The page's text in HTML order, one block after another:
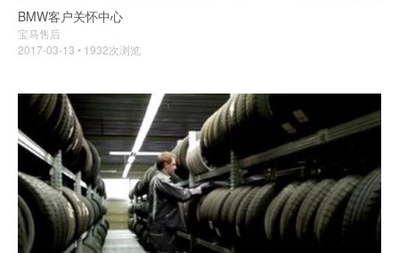
BMW客户关怀中心
宝马售后
2017-03-13 • 1932次浏览